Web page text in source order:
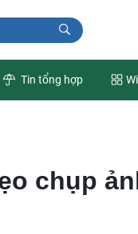
Tin tổng hợp
chụp